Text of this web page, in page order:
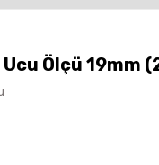
Ucu Ölçü 19mm